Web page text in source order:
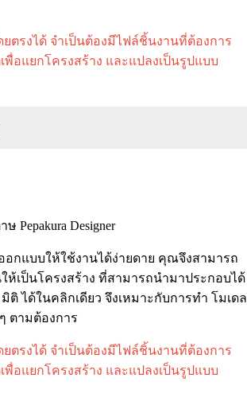
ตรงได้ จำเป็นต้องมีไฟล์ชิ้นงานที่ต้องการ
อแยกโครงสร้าง และแปลงเป็นรูปแบบ
อกแบบให้ใช้งานได้ง่ายดาย คุณจึงสามารถ
ห้เป็นโครงสร้าง ที่สามารถนำมาประกอบได้
ติ ได้ในคลิกเดียว จึงเหมาะกับการทำ โมเดล
ตามต้องการ
ตรงได้ จำเป็นต้องมีไฟล์ชิ้นงานที่ต้องการ
อแยกโครงสร้าง และแปลงเป็นรูปแบบ